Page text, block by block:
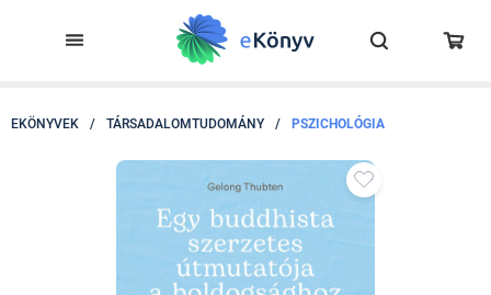
EKÖNYVEK / TÁRSADALOMTUDOMÁNY / PSZICHOLÓGIA